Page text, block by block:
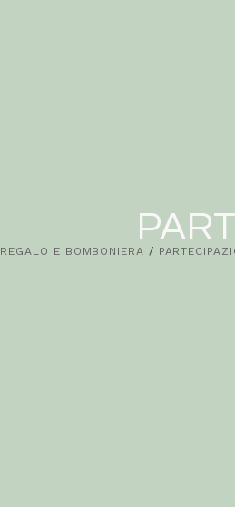
REGALO E BOMBONIERA /